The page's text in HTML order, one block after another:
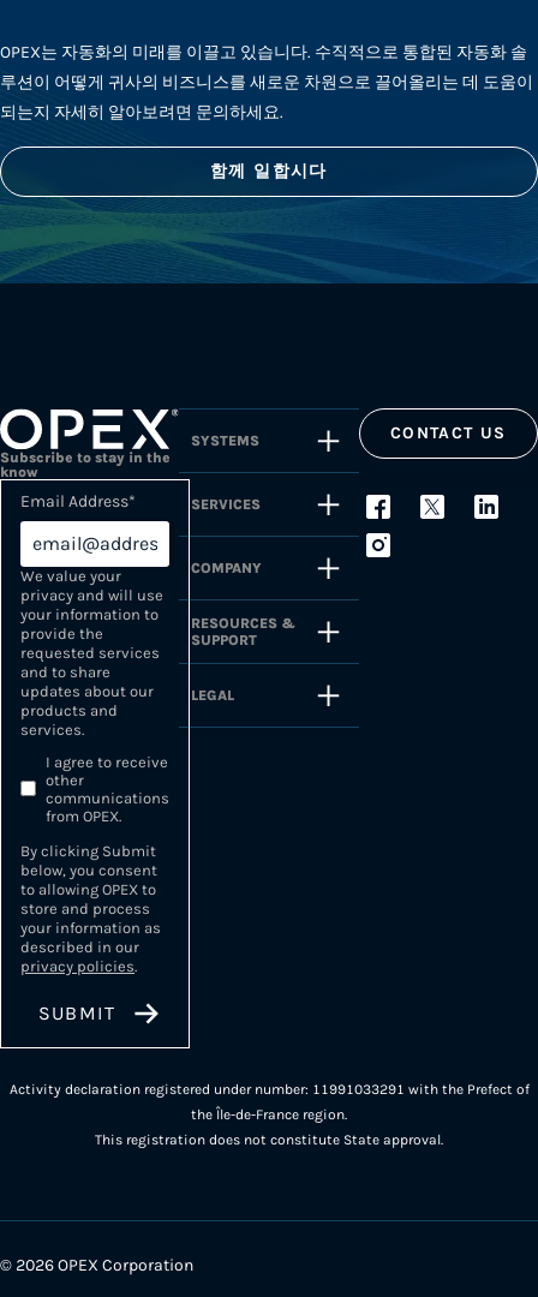
OPEX는 자동화의 미래를 이끌고 있습니다. 수직적으로 통합된 자동화 솔
루션이 어떻게 귀사의 비즈니스를 새로운 차원으로 끌어올리는 데 도움이
되는지 자세히 알아보려면 문의하세요.
함께 일합시다
Subscribe to stay in the
know
Email Address*
We value your
privacy and will use
your information to
provide the
requested services
and to share
updates about our
products and
services.
I agree to receive
other
communications
from OPEX.
By clicking Submit
below, you consent
to allowing OPEX to
store and process
your information as
described in our
privacy policies.
SYSTEMS
SERVICES
COMPANY
RESOURCES &
SUPPORT
LEGAL
CONTACT US
Activity declaration registered under number: 11991033291 with the Prefect of
the Île-de-France region.
This registration does not constitute State approval.
© 2026 OPEX Corporation